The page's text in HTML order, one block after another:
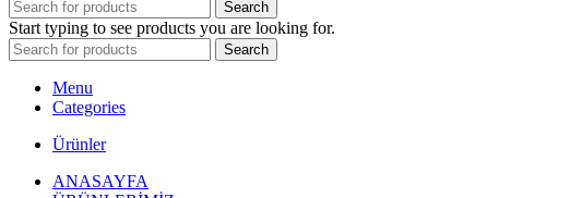
Search
Start typing to see products you are looking for.
Search
Menu
Categories
Ürünler
ANASAYFA